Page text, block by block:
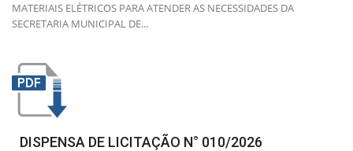
MATERIAIS ELÉTRICOS PARA ATENDER AS NECESSIDADES DA
SECRETARIA MUNICIPAL DE...
DISPENSA DE LICITAÇÃO N° 010/2026